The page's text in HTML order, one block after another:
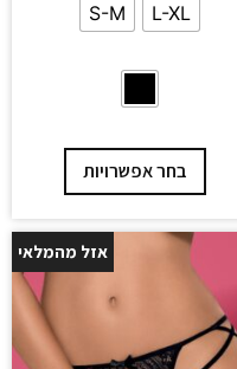
L-XL
S-M
בחר אפשרויות
25%
אזל מהמלאי